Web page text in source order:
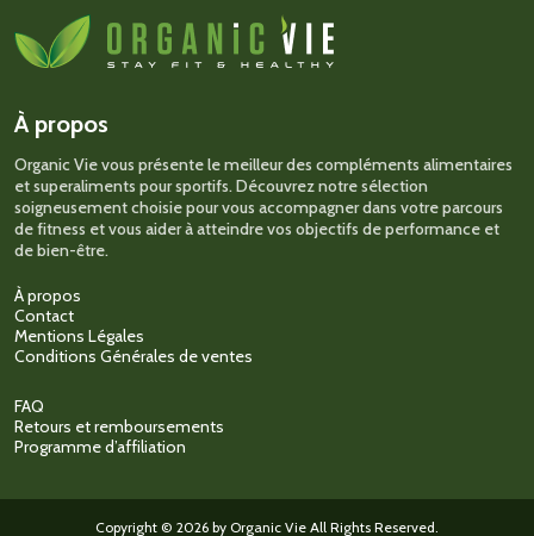
options
peuvent
être
la
du
produit
À propos
Organic Vie vous présente le meilleur des compléments alimentaires
et superaliments pour sportifs. Découvrez notre sélection
soigneusement choisie pour vous accompagner dans votre parcours
de fitness et vous aider à atteindre vos objectifs de performance et
de bien-être.
À propos
Contact
Mentions Légales
Conditions Générales de ventes
FAQ
Retours et remboursements
Programme d’affiliation
Copyright © 2026 by Organic Vie All Rights Reserved.